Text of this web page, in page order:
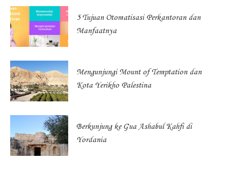
5 Tujuan Otomatisasi Perkantoran dan
Manfaatnya
Mengunjungi Mount of Temptation dan
Kota Yerikho Palestina
Berkunjung ke Gua Ashabul Kahfi di
Yordania